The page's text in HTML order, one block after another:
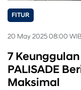
FITUR
20 May 2025 08:00
7
PALISADE
Maksimal